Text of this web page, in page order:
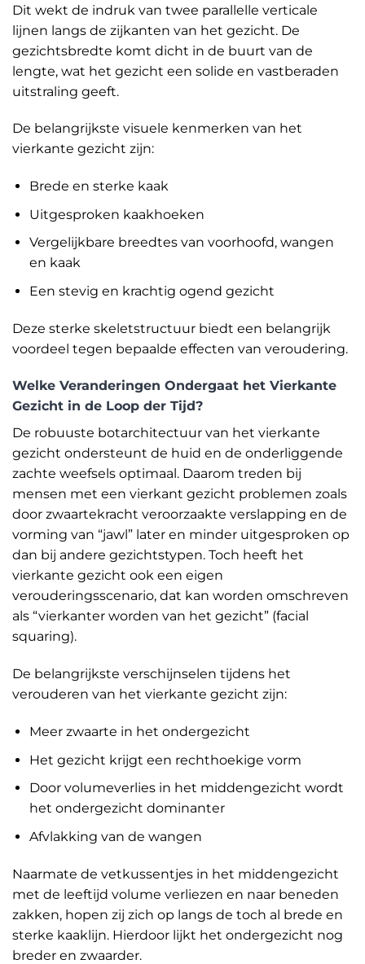
Dit wekt de indruk van twee parallelle verticale
lijnen langs de zijkanten van het gezicht. De
gezichtsbredte komt dicht in de buurt van de
lengte, wat het gezicht een solide en vastberaden
uitstraling geeft.
De belangrijkste visuele kenmerken van het
vierkante gezicht zijn:
Brede en sterke kaak
Uitgesproken kaakhoeken
Vergelijkbare breedtes van voorhoofd, wangen
en kaak
Een stevig en krachtig ogend gezicht
Deze sterke skeletstructuur biedt een belangrijk
voordeel tegen bepaalde effecten van veroudering.
Welke Veranderingen Ondergaat het Vierkante
Gezicht in de Loop der Tijd?
De robuuste botarchitectuur van het vierkante
gezicht ondersteunt de huid en de onderliggende
zachte weefsels optimaal. Daarom treden bij
mensen met een vierkant gezicht problemen zoals
door zwaartekracht veroorzaakte verslapping en de
vorming van “jawl” later en minder uitgesproken op
dan bij andere gezichtstypen. Toch heeft het
vierkante gezicht ook een eigen
verouderingsscenario, dat kan worden omschreven
als “vierkanter worden van het gezicht” (facial
squaring).
De belangrijkste verschijnselen tijdens het
verouderen van het vierkante gezicht zijn:
Meer zwaarte in het ondergezicht
Het gezicht krijgt een rechthoekige vorm
Door volumeverlies in het middengezicht wordt
het ondergezicht dominanter
Afvlakking van de wangen
Naarmate de vetkussentjes in het middengezicht
met de leeftijd volume verliezen en naar beneden
zakken, hopen zij zich op langs de toch al brede en
sterke kaaklijn. Hierdoor lijkt het ondergezicht nog
breder en zwaarder.